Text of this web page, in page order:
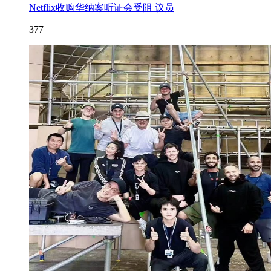
Netflix收购华纳案听证会受阻 议员
377